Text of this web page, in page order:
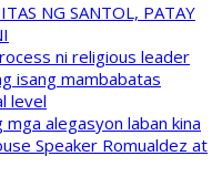
NG SANTOL, PATAY
ni religious leader
isang mambabatas
level
alegasyon laban kina
Speaker Romualdez at